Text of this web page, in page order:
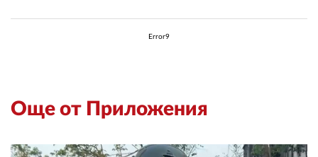
Error9
Още от Приложения